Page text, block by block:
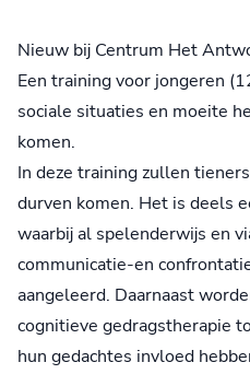
Nieuw bij Centrum Het
Een training voor jongeren
sociale situaties en moeite
komen.
In deze training zullen
durven komen. Het is deels
waarbij al spelenderwijs en
communicatie-en
aangeleerd. Daarnaast
cognitieve gedragstherapie
hun gedachtes invloed